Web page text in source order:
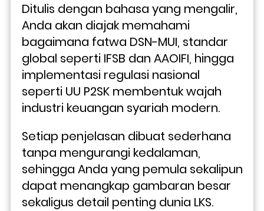
Ditulis dengan bahasa yang mengalir,
Anda akan diajak memahami
bagaimana fatwa DSN-MUI, standar
global seperti IFSB dan AAOIFI, hingga
implementasi regulasi nasional
seperti UU P2SK membentuk wajah
industri keuangan syariah modern.
Setiap penjelasan dibuat sederhana
tanpa mengurangi kedalaman,
sehingga Anda yang pemula sekalipun
dapat menangkap gambaran besar
sekaligus detail penting dunia LKS.